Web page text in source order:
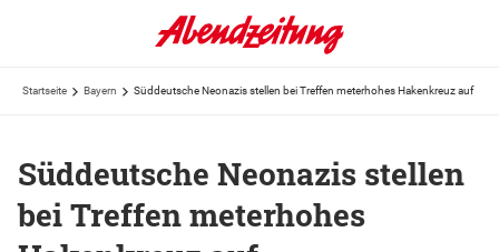
Startseite Bayern Süddeutsche Neonazis stellen bei Treffen meterhohes Hakenkreuz auf
Süddeutsche Neonazis stellen
bei Treffen meterhohes